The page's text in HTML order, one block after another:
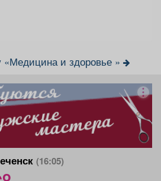
«Медицина и здоровье »
(16:05)
o